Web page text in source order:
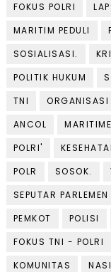
FOKUS POLRI
MARITIM PEDULI
SOSIALISASI.
POLITIK HUKUM
TNI
ANCOL
POLRI'
POLR
SOSOK.
SEPUTAR PARLEMEN
PEMKOT
POLISI
FOKUS TNI - POLRI
KOMUNITAS